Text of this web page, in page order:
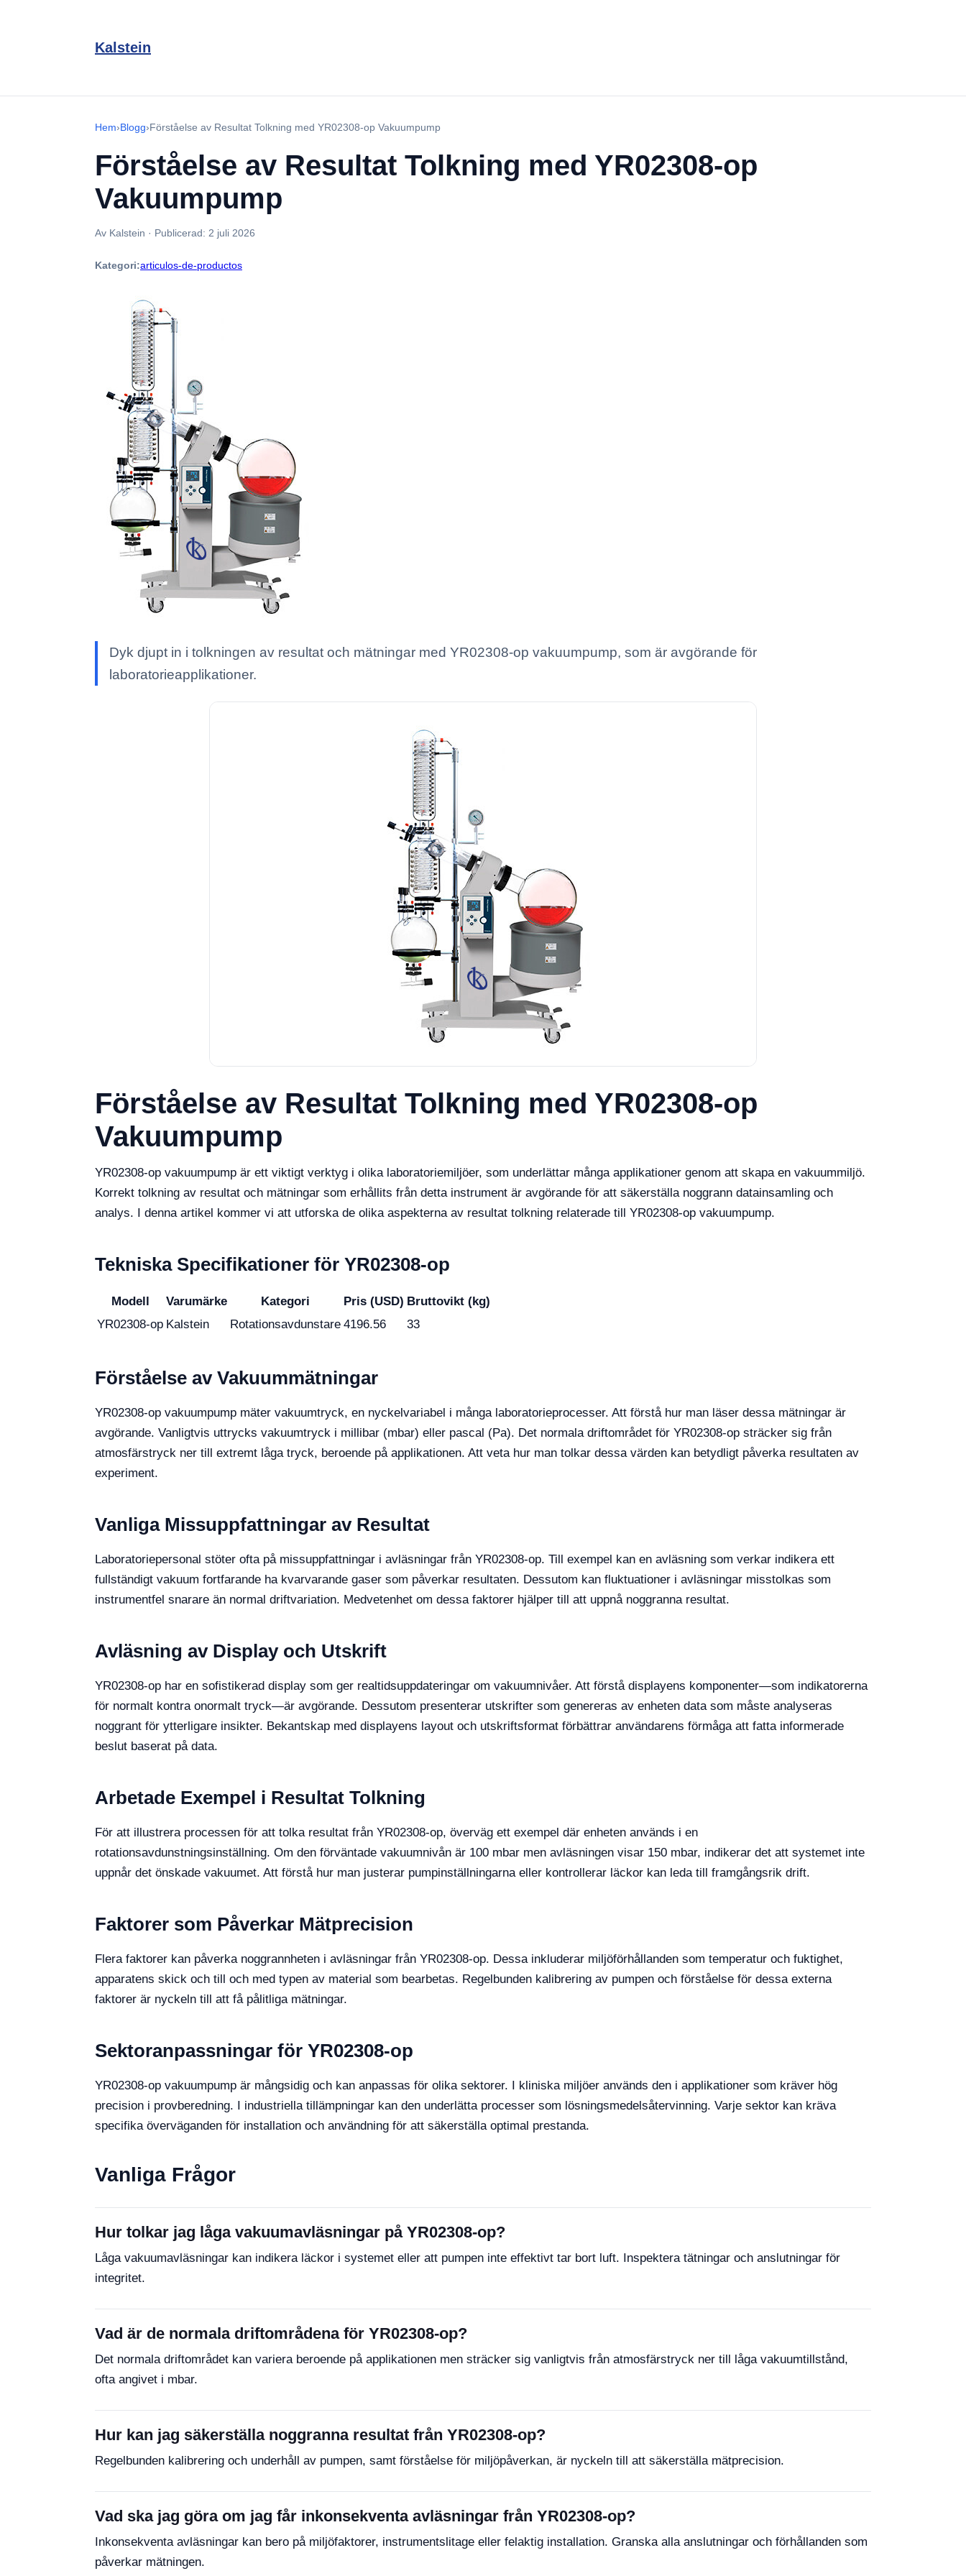
Kalstein
Hem›Blogg›Förståelse av Resultat Tolkning med YR02308-op Vakuumpump
Förståelse av Resultat Tolkning med YR02308-op
Vakuumpump
Av Kalstein · Publicerad: 2 juli 2026
Kategori:articulos-de-productos
Dyk djupt in i tolkningen av resultat och mätningar med YR02308-op vakuumpump, som är avgörande för
laboratorieapplikationer.
Förståelse av Resultat Tolkning med YR02308-op
Vakuumpump
YR02308-op vakuumpump är ett viktigt verktyg i olika laboratoriemiljöer, som underlättar många applikationer genom att skapa en vakuummiljö.
Korrekt tolkning av resultat och mätningar som erhållits från detta instrument är avgörande för att säkerställa noggrann datainsamling och
analys. I denna artikel kommer vi att utforska de olika aspekterna av resultat tolkning relaterade till YR02308-op vakuumpump.
Tekniska Specifikationer för YR02308-op
Modell Varumärke Kategori Pris (USD) Bruttovikt (kg)
YR02308-op Kalstein Rotationsavdunstare 4196.56 33
Förståelse av Vakuummätningar
YR02308-op vakuumpump mäter vakuumtryck, en nyckelvariabel i många laboratorieprocesser. Att förstå hur man läser dessa mätningar är
avgörande. Vanligtvis uttrycks vakuumtryck i millibar (mbar) eller pascal (Pa). Det normala driftområdet för YR02308-op sträcker sig från
atmosfärstryck ner till extremt låga tryck, beroende på applikationen. Att veta hur man tolkar dessa värden kan betydligt påverka resultaten av
experiment.
Vanliga Missuppfattningar av Resultat
Laboratoriepersonal stöter ofta på missuppfattningar i avläsningar från YR02308-op. Till exempel kan en avläsning som verkar indikera ett
fullständigt vakuum fortfarande ha kvarvarande gaser som påverkar resultaten. Dessutom kan fluktuationer i avläsningar misstolkas som
instrumentfel snarare än normal driftvariation. Medvetenhet om dessa faktorer hjälper till att uppnå noggranna resultat.
Avläsning av Display och Utskrift
YR02308-op har en sofistikerad display som ger realtidsuppdateringar om vakuumnivåer. Att förstå displayens komponenter—som indikatorerna
för normalt kontra onormalt tryck—är avgörande. Dessutom presenterar utskrifter som genereras av enheten data som måste analyseras
noggrant för ytterligare insikter. Bekantskap med displayens layout och utskriftsformat förbättrar användarens förmåga att fatta informerade
beslut baserat på data.
Arbetade Exempel i Resultat Tolkning
För att illustrera processen för att tolka resultat från YR02308-op, överväg ett exempel där enheten används i en
rotationsavdunstningsinställning. Om den förväntade vakuumnivån är 100 mbar men avläsningen visar 150 mbar, indikerar det att systemet inte
uppnår det önskade vakuumet. Att förstå hur man justerar pumpinställningarna eller kontrollerar läckor kan leda till framgångsrik drift.
Faktorer som Påverkar Mätprecision
Flera faktorer kan påverka noggrannheten i avläsningar från YR02308-op. Dessa inkluderar miljöförhållanden som temperatur och fuktighet,
apparatens skick och till och med typen av material som bearbetas. Regelbunden kalibrering av pumpen och förståelse för dessa externa
faktorer är nyckeln till att få pålitliga mätningar.
Sektoranpassningar för YR02308-op
YR02308-op vakuumpump är mångsidig och kan anpassas för olika sektorer. I kliniska miljöer används den i applikationer som kräver hög
precision i provberedning. I industriella tillämpningar kan den underlätta processer som lösningsmedelsåtervinning. Varje sektor kan kräva
specifika överväganden för installation och användning för att säkerställa optimal prestanda.
Vanliga Frågor
Hur tolkar jag låga vakuumavläsningar på YR02308-op?
Låga vakuumavläsningar kan indikera läckor i systemet eller att pumpen inte effektivt tar bort luft. Inspektera tätningar och anslutningar för
integritet.
Vad är de normala driftområdena för YR02308-op?
Det normala driftområdet kan variera beroende på applikationen men sträcker sig vanligtvis från atmosfärstryck ner till låga vakuumtillstånd,
ofta angivet i mbar.
Hur kan jag säkerställa noggranna resultat från YR02308-op?
Regelbunden kalibrering och underhåll av pumpen, samt förståelse för miljöpåverkan, är nyckeln till att säkerställa mätprecision.
Vad ska jag göra om jag får inkonsekventa avläsningar från YR02308-op?
Inkonsekventa avläsningar kan bero på miljöfaktorer, instrumentslitage eller felaktig installation. Granska alla anslutningar och förhållanden som
påverkar mätningen.